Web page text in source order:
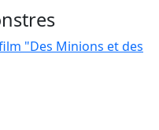
"Des Minions et des